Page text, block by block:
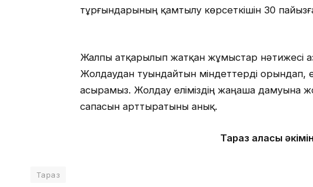
тұрғындарының қамтылу көрсеткішін 30
Жалпы атқарылып жатқан жұмыстар нәтижесі
Жолдаудан туындайтын міндеттерді орындап, ел
асырамыз. Жолдау еліміздің жаңаша дамуына
сапасын арттыратыны анық.
Тараз қаласы
Тараз